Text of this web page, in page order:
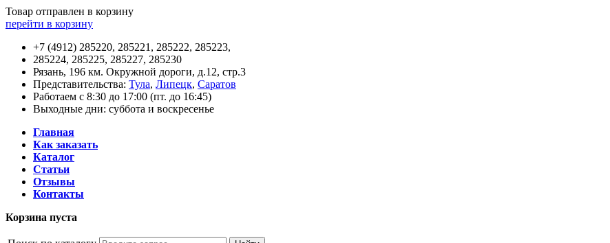
Товар отправлен в корзину
перейти в корзину
+7 (4912) 285220, 285221, 285222, 285223,
285224, 285225, 285227, 285230
Рязань, 196 км. Окружной дороги, д.12, стр.3
Представительства: Тула, Липецк, Саратов
Работаем с 8:30 до 17:00 (пт. до 16:45)
Выходные дни: суббота и воскресенье
Главная
Как заказать
Каталог
Статьи
Отзывы
Контакты
Корзина пуста